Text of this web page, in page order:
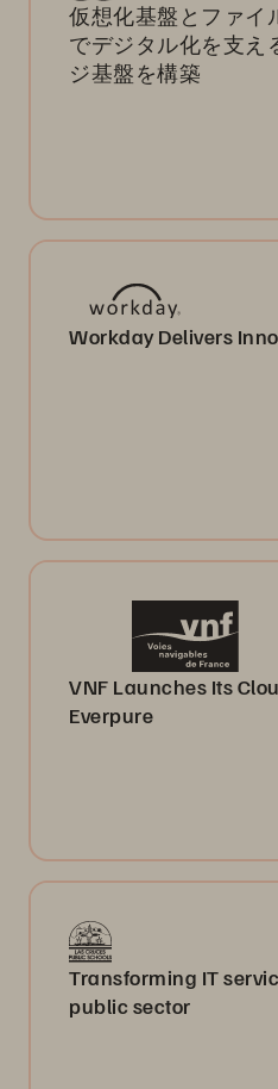
仮想化基盤とファイ
でデジタル化を支え
ジ基盤を構築
Workday Delivers
VNF Launches Its
Everpure
Transforming IT
public sector